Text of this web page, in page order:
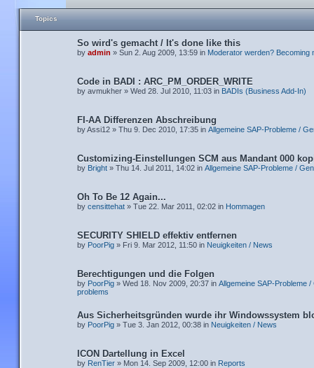
Topics
So wird's gemacht / It's done like this
by admin » Sun 2. Aug 2009, 13:59 in Moderator werden? Becoming
Code in BADI : ARC_PM_ORDER_WRITE
by avmukher » Wed 28. Jul 2010, 11:03 in BADIs (Business Add-In)
FI-AA Differenzen Abschreibung
by Assi12 » Thu 9. Dec 2010, 17:35 in Allgemeine SAP-Probleme /
Customizing-Einstellungen SCM aus Mandant 000
by Bright » Thu 14. Jul 2011, 14:02 in Allgemeine SAP-Probleme /
Oh To Be 12 Again...
by censittehat » Tue 22. Mar 2011, 02:02 in Hommagen
SECURITY SHIELD effektiv entfernen
by PoorPig » Fri 9. Mar 2012, 11:50 in Neuigkeiten / News
Berechtigungen und die Folgen
by PoorPig » Wed 18. Nov 2009, 20:37 in Allgemeine SAP-Probleme
problems
Aus Sicherheitsgründen wurde ihr Windowssystem
by PoorPig » Tue 3. Jan 2012, 00:38 in Neuigkeiten / News
ICON Dartellung in Excel
by RenTier » Mon 14. Sep 2009, 12:00 in Reports